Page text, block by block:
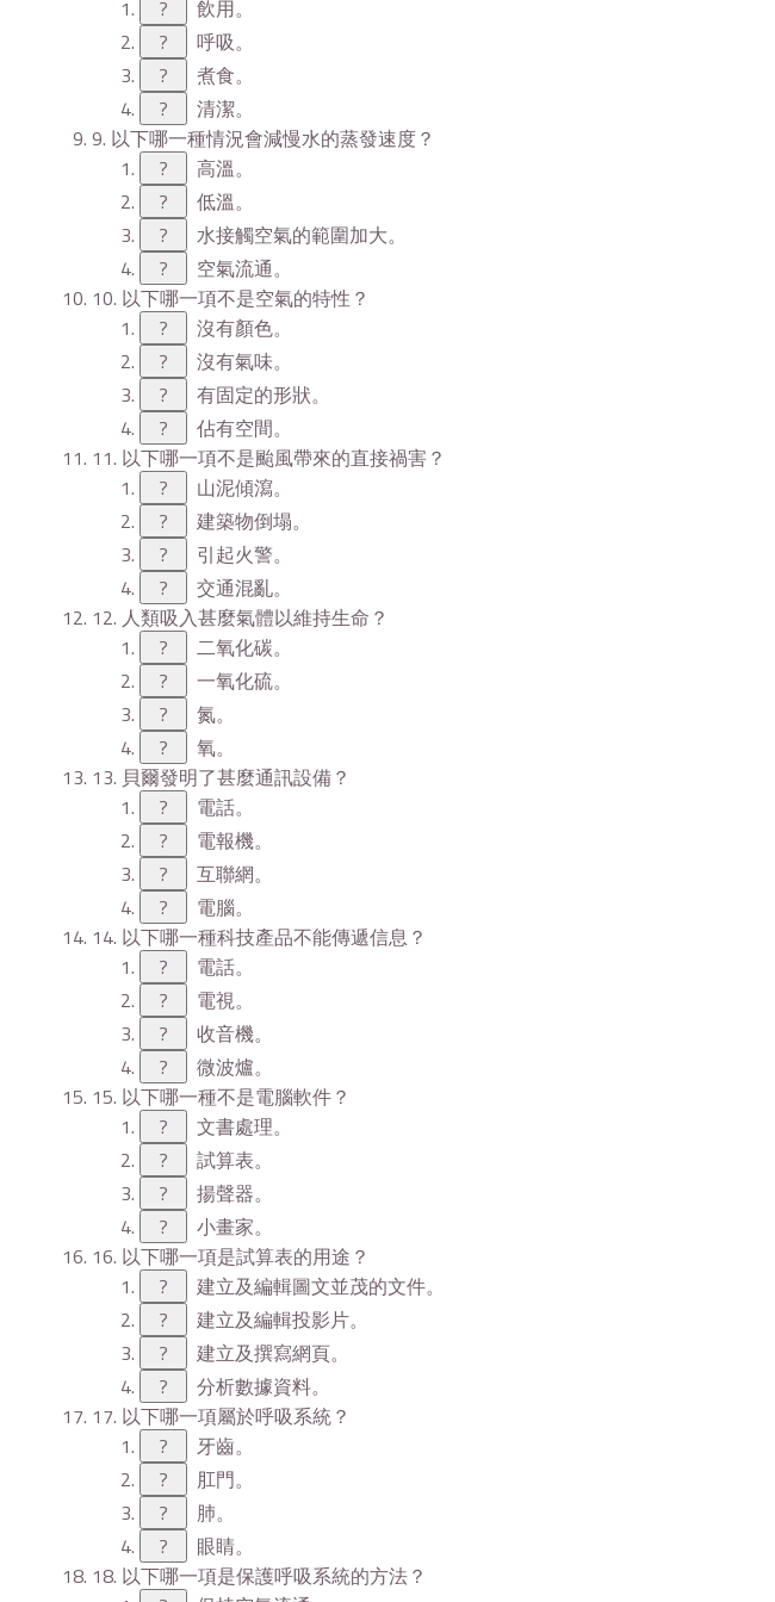
?
飲用。
?
呼吸。
?
煮食。
?
清潔。
9. 以下哪一種情況會減慢水的蒸發速度？
?
高溫。
?
低溫。
?
水接觸空氣的範圍加大。
?
空氣流通。
10. 以下哪一項不是空氣的特性？
?
沒有顏色。
?
沒有氣味。
?
有固定的形狀。
?
佔有空間。
11. 以下哪一項不是颱風帶來的直接禍害？
?
山泥傾瀉。
?
建築物倒塌。
?
引起火警。
?
交通混亂。
12. 人類吸入甚麼氣體以維持生命？
?
二氧化碳。
?
一氧化硫。
?
氮。
?
氧。
13. 貝爾發明了甚麼通訊設備？
?
電話。
?
電報機。
?
互聯網。
?
電腦。
14. 以下哪一種科技產品不能傳遞信息？
?
電話。
?
電視。
?
收音機。
?
微波爐。
15. 以下哪一種不是電腦軟件？
?
文書處理。
?
試算表。
?
揚聲器。
?
小畫家。
16. 以下哪一項是試算表的用途？
?
建立及編輯圖文並茂的文件。
?
建立及編輯投影片。
?
建立及撰寫網頁。
?
分析數據資料。
17. 以下哪一項屬於呼吸系統？
?
牙齒。
?
肛門。
?
肺。
?
眼睛。
18. 以下哪一項是保護呼吸系統的方法？